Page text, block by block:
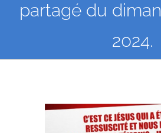
partagé du
2024.
Voir